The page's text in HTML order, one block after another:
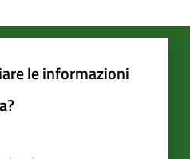
le informazioni